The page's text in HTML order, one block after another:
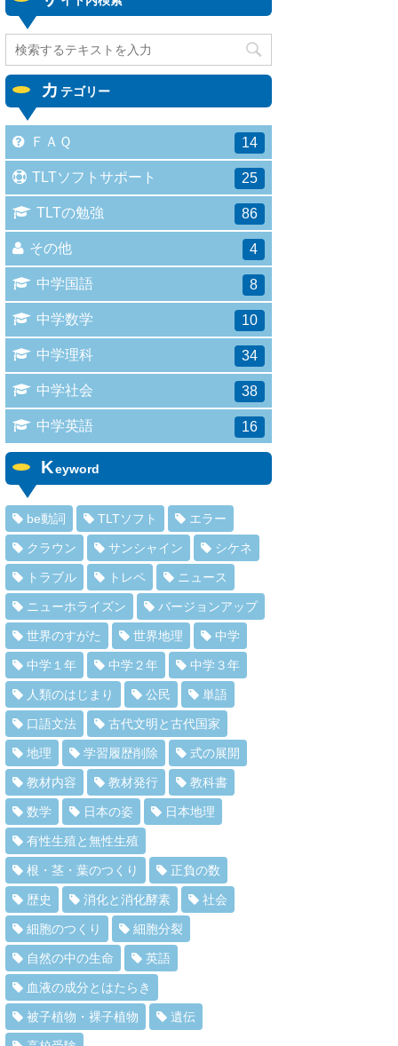
カ テゴリー
ＦＡＱ 14
TLTソフトサポート 25
TLTの勉強 86
その他 4
中学国語 8
中学数学 10
中学理科 34
中学社会 38
中学英語 16
Keyword
be動詞 TLTソフト エラー
クラウン サンシャイン シケネ
トラブル トレペ ニュース
ニューホライズン バージョンアップ
世界のすがた 世界地理 中学
中学１年 中学２年 中学３年
人類のはじまり 公民 単語
口語文法 古代文明と古代国家
地理 学習履歴削除 式の展開
教材内容 教材発行 教科書
数学 日本の姿 日本地理
有性生殖と無性生殖
根・茎・葉のつくり 正負の数
歴史 消化と消化酵素 社会
細胞のつくり 細胞分裂
自然の中の生命 英語
血液の成分とはたらき
被子植物・裸子植物 遺伝